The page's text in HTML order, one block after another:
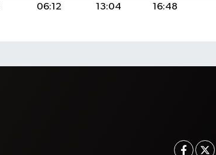
06:12 13:04 16:48